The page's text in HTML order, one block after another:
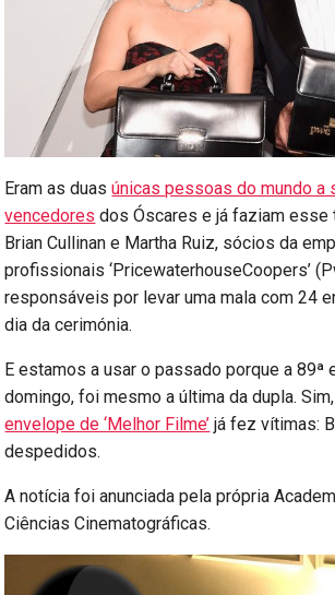
Eram as duasúnicas pessoas do mundo a
vencedores dos Óscares e já faziam esse
Brian Cullinan e Martha Ruiz, sócios da
profissionais ‘PricewaterhouseCoopers’
responsáveis por levar uma mala com 24
dia da cerimónia.
E estamos a usar o passado porque a 89ª
domingo, foi mesmo a última da dupla.
envelope de ‘Melhor Filme’ já fez vítimas:
despedidos.
A notícia foi anunciada pela própria
Ciências Cinematográficas.